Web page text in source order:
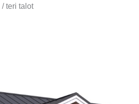
/ teri talot